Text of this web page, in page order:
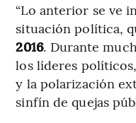
“Lo anterior se ve
situación política,
2016. Durante
los líderes
y la polarización
sinfín de quejas